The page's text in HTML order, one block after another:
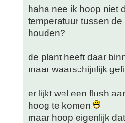
haha nee ik hoop niet
temperatuur tussen
houden?
de plant heeft daar
maar waarschijnlijk
er lijkt wel een flush
hoog te komen
maar hoop eigenlijk